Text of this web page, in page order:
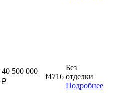
40 500 000
₽
f4716
Без
отделки
Подробнее